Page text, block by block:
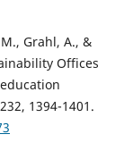
Grahl, A., &
Offices
1394-1401.